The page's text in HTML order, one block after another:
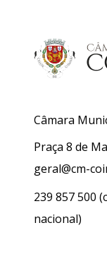
Câmara
Praça 8 de
geral@cm-
239 857 500
nacional)